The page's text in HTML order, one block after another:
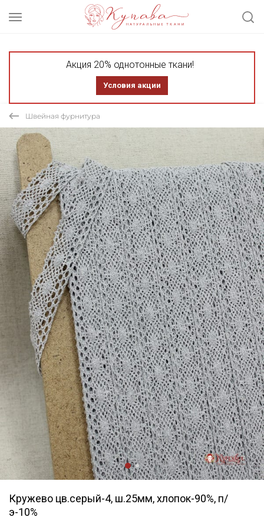
Акция 20% однотонные ткани!
Условия акции
Швейная фурнитура
Кружево цв.серый-4, ш.25мм, хлопок-90%, п/
э-10%